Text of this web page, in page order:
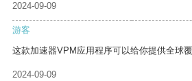
2024-09-09
游客
这款加速器VPM应用程序可以给你提供全球
2024-09-09